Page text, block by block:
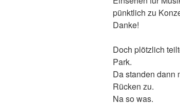
pünktlich zu
Danke!
Doch plötzlich
Park.
Da standen dann
Rücken zu.
Na so was.